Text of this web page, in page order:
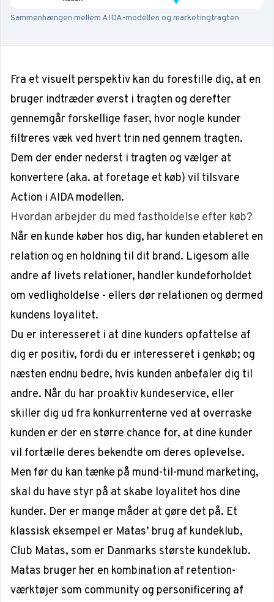
Sammenhængen mellem AIDA-modellen og marketingtragten
Fra et visuelt perspektiv kan du forestille dig, at en
bruger indtræder øverst i tragten og derefter
gennemgår forskellige faser, hvor nogle kunder
filtreres væk ved hvert trin ned gennem tragten.
Dem der ender nederst i tragten og vælger at
konvertere (aka. at foretage et køb) vil tilsvare
Action i AIDA modellen.
Hvordan arbejder du med fastholdelse efter køb?
Når en kunde køber hos dig, har kunden etableret en
relation og en holdning til dit brand. Ligesom alle
andre af livets relationer, handler kundeforholdet
om vedligholdelse - ellers dør relationen og dermed
kundens loyalitet.
Du er interesseret i at dine kunders opfattelse af
dig er positiv, fordi du er interesseret i genkøb; og
næsten endnu bedre, hvis kunden anbefaler dig til
andre. Når du har proaktiv kundeservice, eller
skiller dig ud fra konkurrenterne ved at overraske
kunden er der en større chance for, at dine kunder
vil fortælle deres bekendte om deres oplevelse.
Men før du kan tænke på mund-til-mund marketing,
skal du have styr på at skabe loyalitet hos dine
kunder. Der er mange måder at gøre det på. Et
klassisk eksempel er Matas’ brug af kundeklub,
Club Matas, som er Danmarks største kundeklub.
Matas bruger her en kombination af retention-
værktøjer som community og personificering af